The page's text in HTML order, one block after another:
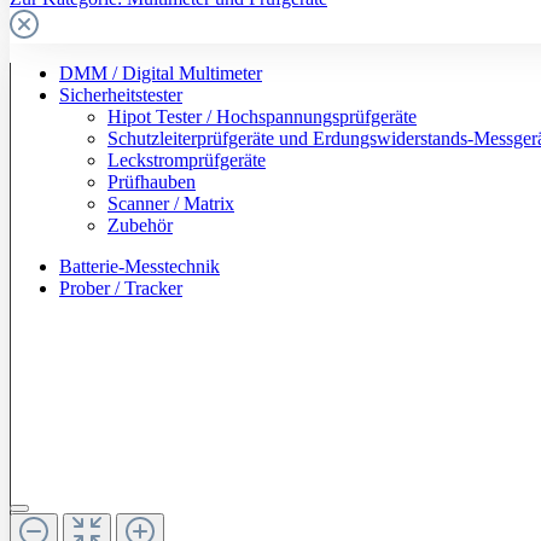
DMM / Digital Multimeter
Sicherheitstester
Hipot Tester / Hochspannungsprüfgeräte
Schutzleiterprüfgeräte und Erdungswiderstands-
Leckstromprüfgeräte
Prüfhauben
Scanner / Matrix
Zubehör
Batterie-Messtechnik
Prober / Tracker